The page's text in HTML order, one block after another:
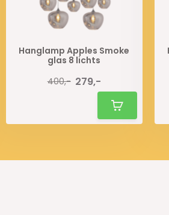
Hanglamp Apples Smoke
glas 8 lichts
400,- 279,-